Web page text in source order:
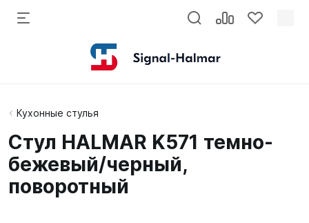
Кухонные стулья
Стул HALMAR K571 темно-
бежевый/черный,
поворотный